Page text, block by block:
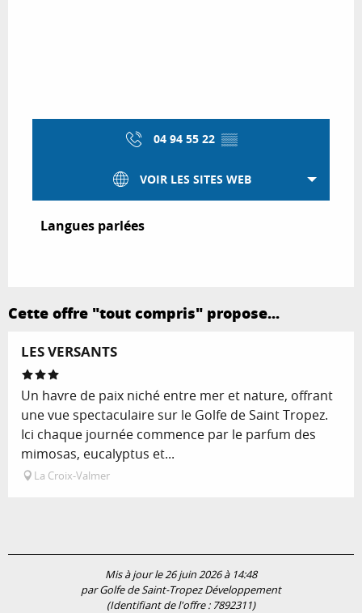
04 94 55 22 ▒▒
VOIR LES SITES WEB
Langues parlées
Langues parlées
Cette offre "tout compris" propose...
LES VERSANTS
Un havre de paix niché entre mer et nature, offrant
une vue spectaculaire sur le Golfe de Saint Tropez.
Ici chaque journée commence par le parfum des
mimosas, eucalyptus et...
La Croix-Valmer
Mis à jour le 26 juin 2026 à 14:48
par Golfe de Saint-Tropez Développement
(Identifiant de l'offre : 7892311)